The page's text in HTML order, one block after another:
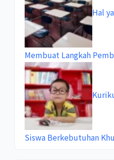
Hal
Membuat Langkah
Siswa Berkebutuhan